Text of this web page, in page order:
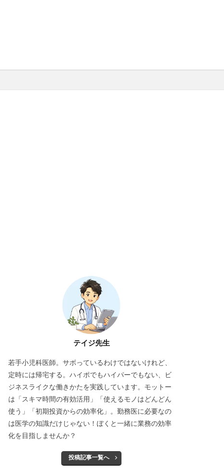
テイジ先生
若手小児科医師。サボっているわけではないけれど、
定時には帰宅する。ハイポでもハイパーでもない、ビ
ジネスライクな働きかたを実践しています。モットー
は「スキマ時間の有効活用」「使えるモノはどんどん
使う」「初期投資からの効率化」。勤務医に必要なの
は医学の知識だけじゃない！ぼくと一緒に業務の効率
化を目指しませんか？
投稿記事一覧へ